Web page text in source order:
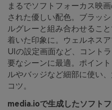
まるでソフトフォーカス映
された優しい配色。ブラッ
ルグレーと組み合わせるこ
着いた印象に。ウェルネス
UIの設定画面など、コント
要なシーンに最適。ポイン
ルやバッジなど細部に使い
コツ。
media.ioで生成したソフト